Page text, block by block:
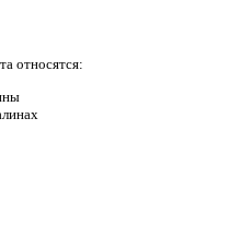
относятся: